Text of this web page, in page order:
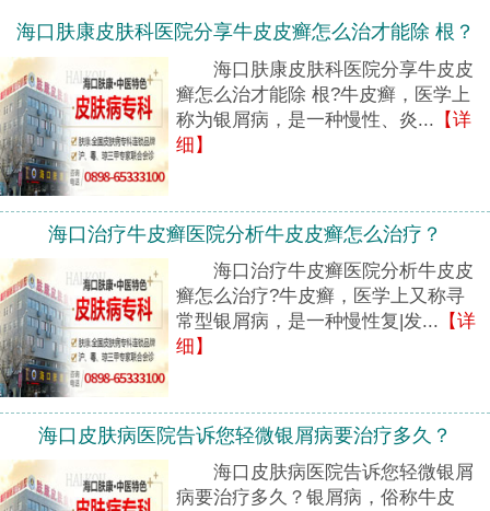
海口肤康皮肤科医院分享牛皮皮癣怎么治才能除 根？
海口肤康皮肤科医院分享牛皮皮
癣怎么治才能除 根?牛皮癣，医学上
称为银屑病，是一种慢性、炎... 【详
细】
海口治疗牛皮癣医院分析牛皮皮癣怎么治疗？
海口治疗牛皮癣医院分析牛皮皮
癣怎么治疗?牛皮癣，医学上又称寻
常型银屑病，是一种慢性复|发... 【详
细】
海口皮肤病医院告诉您轻微银屑病要治疗多久？
海口皮肤病医院告诉您轻微银屑
病要治疗多久？银屑病，俗称牛皮